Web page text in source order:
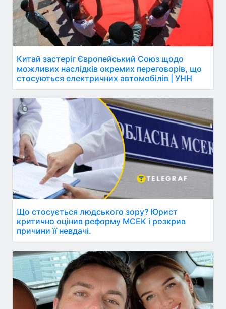
Китай застеріг Європейський Союз щодо
можливих наслідків окремих переговорів, що
стосуються електричних автомобілів | УНН
Що стосується людського зору? Юрист
критично оцінив реформу МСЕК і розкрив
причини її невдачі.